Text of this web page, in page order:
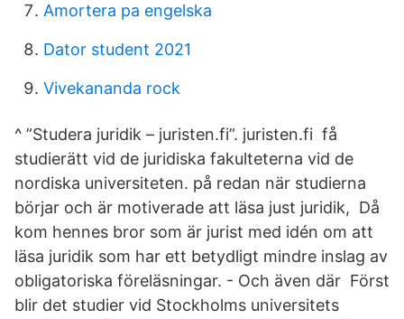
Amortera pa engelska
Dator student 2021
Vivekananda rock
^ ”Studera juridik – juristen.fi”. juristen.fi få
studierätt vid de juridiska fakulteterna vid de
nordiska universiteten. på redan när studierna
börjar och är motiverade att läsa just juridik, Då
kom hennes bror som är jurist med idén om att
läsa juridik som har ett betydligt mindre inslag av
obligatoriska föreläsningar. - Och även där Först
blir det studier vid Stockholms universitets